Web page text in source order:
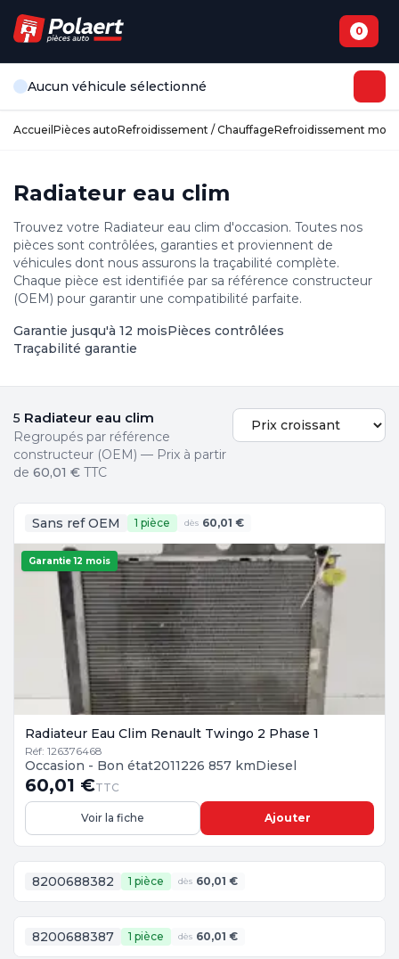
0
Aucun véhicule sélectionné
Accueil Pièces autoRefroidissement / ChauffageRefroidissement
Radiateur eau clim
Trouvez votre Radiateur eau clim d'occasion. Toutes nos
pièces sont contrôlées, garanties et proviennent de
véhicules dont nous assurons la traçabilité complète.
Chaque pièce est identifiée par sa référence constructeur
(OEM) pour garantir une compatibilité parfaite.
Garantie jusqu'à 12 moisPièces contrôlées
Traçabilité garantie
5 Radiateur eau clim
Regroupés par référence
constructeur (OEM) — Prix à partir
de 60,01 € TTC
Sans ref OEM 1 pièce dès 60,01 €
Garantie 12 mois
Radiateur Eau Clim Renault Twingo 2 Phase 1
Réf: 126376468
Occasion - Bon état2011226 857 kmDiesel
60,01 €TTC
Voir la fiche Ajouter
8200688382 1 pièce dès 60,01 €
8200688387 1 pièce dès 60,01 €